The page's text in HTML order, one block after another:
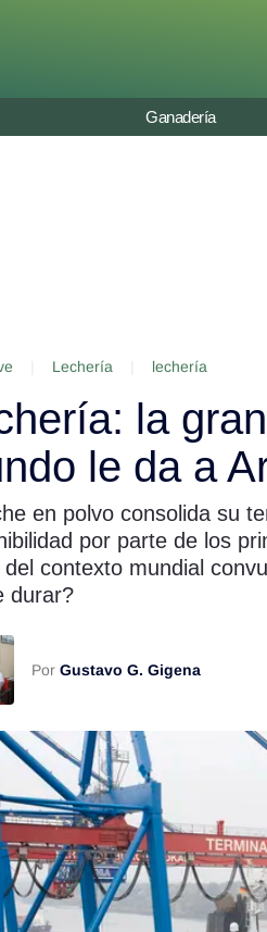
Ganadería
Lechería lechería
la
le da a
en polvo consolida su
por parte de los
del contexto mundial
durar?
Por Gustavo G. Gigena